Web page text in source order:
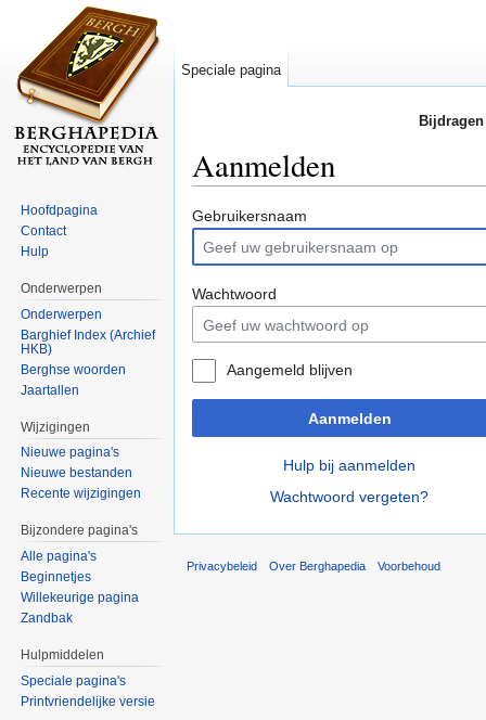
Aanmelden
Gebruikersnaam
Wachtwoord
Aangemeld blijven
Aanmelden
Hulp bij aanmelden
Wachtwoord vergeten?
Speciale pagina
Hoofdpagina
Contact
Hulp
Onderwerpen
Onderwerpen
Barghief Index (Archief
HKB)
Berghse woorden
Jaartallen
Wijzigingen
Nieuwe pagina's
Nieuwe bestanden
Recente wijzigingen
Bijzondere pagina's
Alle pagina's
Beginnetjes
Willekeurige pagina
Zandbak
Hulpmiddelen
Speciale pagina's
Printvriendelijke versie
Privacybeleid Over Berghapedia Voorbehoud